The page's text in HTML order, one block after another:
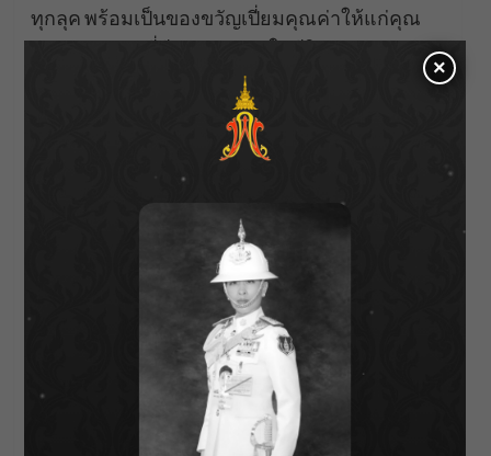
ทุกลุค พร้อมเป็นของขวัญเปี่ยมคุณค่าให้แก่คุณ
แม่และทุกคนที่มีความหมายในชีวิต
นันท์นภัส เวโรจนวัฒน์ ผู้อำนวยการฝ่ายการตลาด
กล่าวว่า “Juli Baker and Summer เป็น
ศิลปินที่ใช้สีสันได้สนุกและเล่าเรื่องผ่านภาพได้น่า
สนใจ เราดีใจที่ได้นำศิลปะร่วมสมัยมาอยู่บนผ้า
ไหมของจิม ทอมป์สัน คอลเลกชันนี้เป็นงานศิลปะที่
สวมใส่ได้จริง ๆ โดยการร่วมงานกับคนรุ่นใหม่
สอดคล้องกับกลยุทธ์ของเราในการผสานมรดก
ทางวัฒนธรรมเข้ากับบริบทของโลกยุคใหม่”
คอลเลกชันผ้าพันคอลิมิเต็ดเอดิชัน Jim
Thompson X Juli Baker and Summer วาง
จำหน่ายแล้ววันนี้ที่สโตร์จิม ทอมป์สันทุกสาขา
×